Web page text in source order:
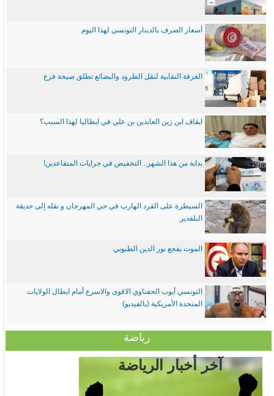
أسعار الصرف بالدينار التونسي لهذا اليوم
الغرفة النقابية لنقل الطرود والبضائع تطلق صيحة فزع
ايقاف ابن زين العابدين بن علي في ايطاليا لهذا السبب؟
بداية من هذا الشهر.. التخفيض في جرايات المتقاعدين!
السيطرة على القرد الهارب في حي المهرجان و نقله إلى حديقة
البلفدير
الموت يفجع نور الدين الطبوبي
التونسي أيوب الحفناوي الاقوى والاسرع أمام ابطال الولايات
المتحدة الأمريكية (بالفيديو)
رياضة
آخر أخبار الرياضة